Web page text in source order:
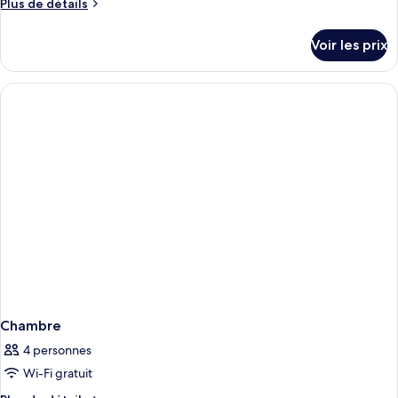
Plus de détails
le
type
de
Voir les prix
Chambre
4 personnes
Wi-Fi gratuit